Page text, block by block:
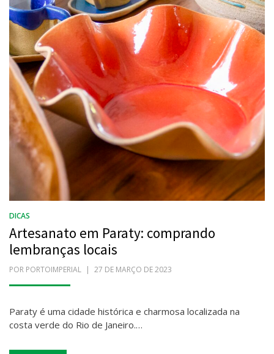
DICAS
Artesanato em Paraty: comprando
lembranças locais
POR PORTOIMPERIAL
POSTADO
27 DE MARÇO DE 2023
Paraty é uma cidade histórica e charmosa localizada na
costa verde do Rio de Janeiro.…